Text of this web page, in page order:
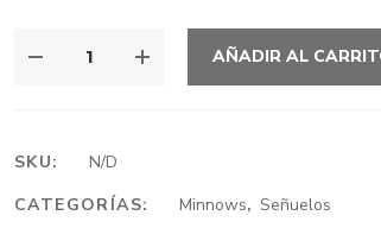
FLASH
CANTIDAD
AÑADIR AL
SKU:
N/D
CATEGORÍAS:
Minnows, Señuelos